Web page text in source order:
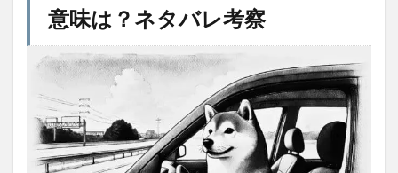
意味は？ネタバレ考察